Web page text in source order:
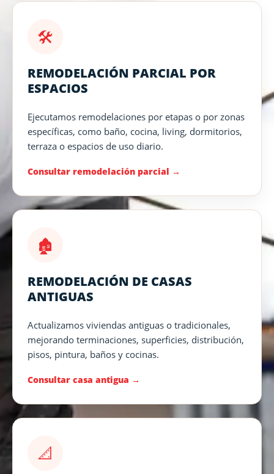
🛠️
REMODELACIÓN PARCIAL POR
ESPACIOS
Ejecutamos remodelaciones por etapas o por zonas
específicas, como baño, cocina, living, dormitorios,
terraza o espacios de uso diario.
Consultar remodelación parcial
🏚️
REMODELACIÓN DE CASAS
ANTIGUAS
Actualizamos viviendas antiguas o tradicionales,
mejorando terminaciones, superficies, distribución,
pisos, pintura, baños y cocinas.
Consultar casa antigua
📐